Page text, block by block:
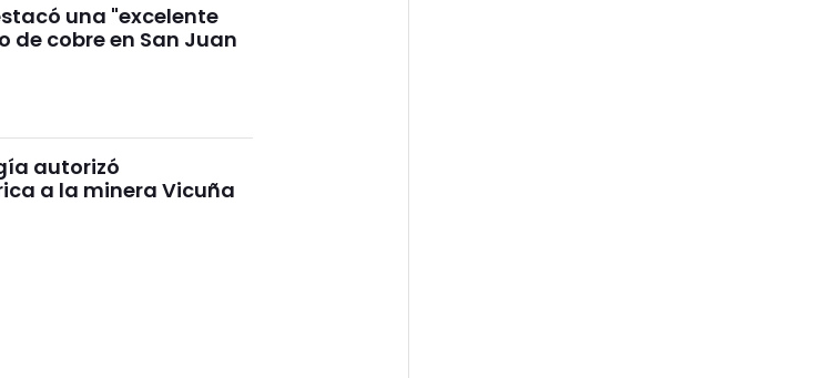
una "excelente
de cobre en San Juan
autorizó
a la minera Vicuña